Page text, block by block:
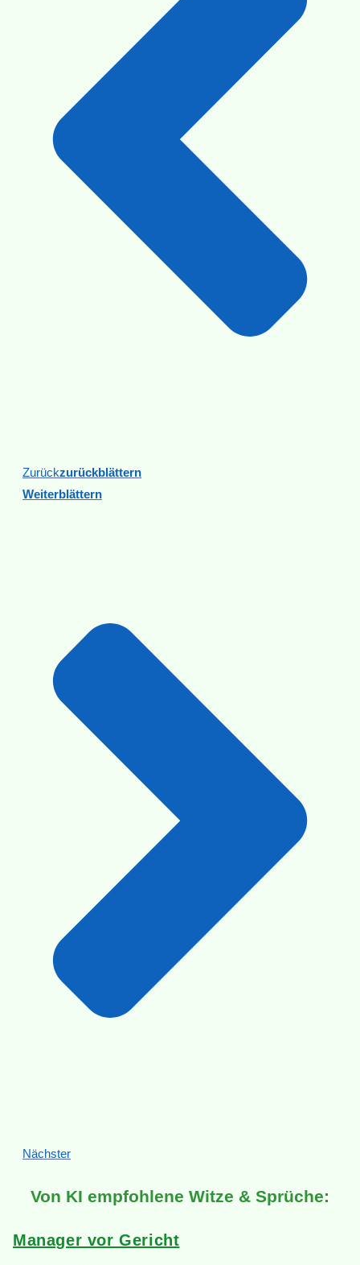
ZurückZurückblättern
Weiterblättern
Nächster
Von KI empfohlene Witze & Sprüche:
Manager vor Gericht